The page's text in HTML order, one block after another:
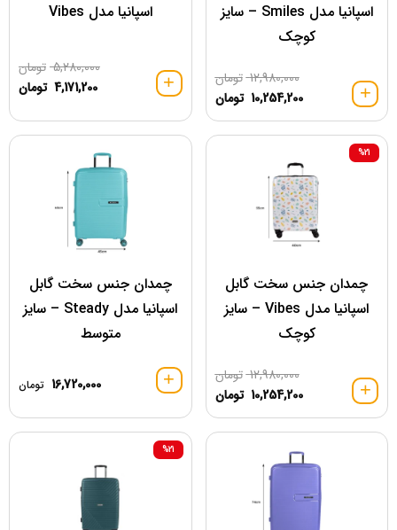
اسپانیا مدل Smiles – سایز
کوچک
12,980,000 تومان
10,254,200 تومان
اسپانیا مدل Vibes
5,280,000 تومان
4,171,200 تومان
چمدان جنس سخت گابل
اسپانیا مدل Vibes – سایز
کوچک
12,980,000 تومان
10,254,200 تومان
چمدان جنس سخت گابل
اسپانیا مدل Steady – سایز
متوسط
16,720,000 تومان